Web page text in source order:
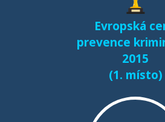
Evropská
prevence
2015
(1. místo)